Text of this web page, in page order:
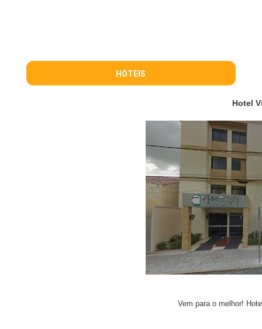
HÓTEIS
Hotel
Vem para o melhor!